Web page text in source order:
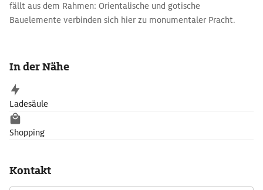
fällt aus dem Rahmen: Orientalische und gotische
Bauelemente verbinden sich hier zu monumentaler Pracht.
In der Nähe
Ladesäule
Shopping
Kontakt